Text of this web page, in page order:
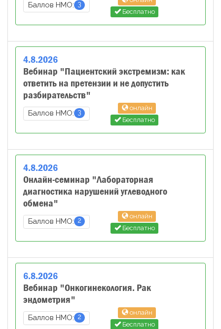
Баллов НМО: 3
Бесплатно
4.8.2026
Вебинар "Пациентский экстремизм: как
ответить на претензии и не допустить
разбирательств"
Баллов НМО: 3
онлайн
Бесплатно
4.8.2026
Онлайн-семинар "Лабораторная
диагностика нарушений углеводного
обмена"
Баллов НМО: 2
онлайн
Бесплатно
6.8.2026
Вебинар "Онкогинекология. Рак
эндометрия"
Баллов НМО: 2
онлайн
Бесплатно